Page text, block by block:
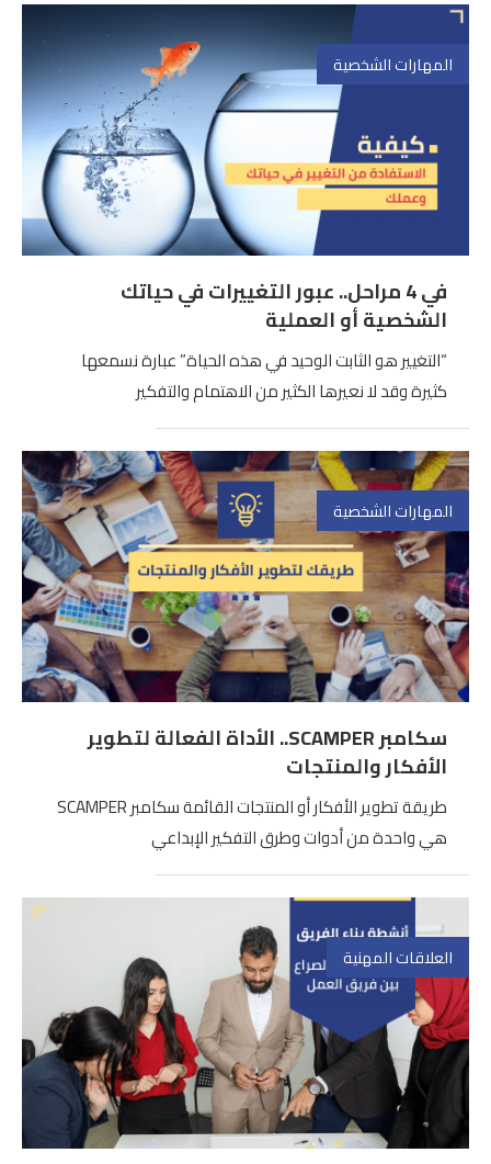
المهارات الشخصية
في 4 مراحل.. عبور التغييرات في حياتك
الشخصية أو العملية
“التغيير هو الثابت الوحيد في هذه الحياة” عبارة نسمعها
كثيرة وقد لا نعيرها الكثير من الاهتمام والتفكير
المهارات الشخصية
سكامبر SCAMPER.. الأداة الفعالة لتطوير
الأفكار والمنتجات
طريقة تطوير الأفكار أو المنتجات القائمة سكامبر SCAMPER
هي واحدة من أدوات وطرق التفكير الإبداعي
العلاقات المهنية